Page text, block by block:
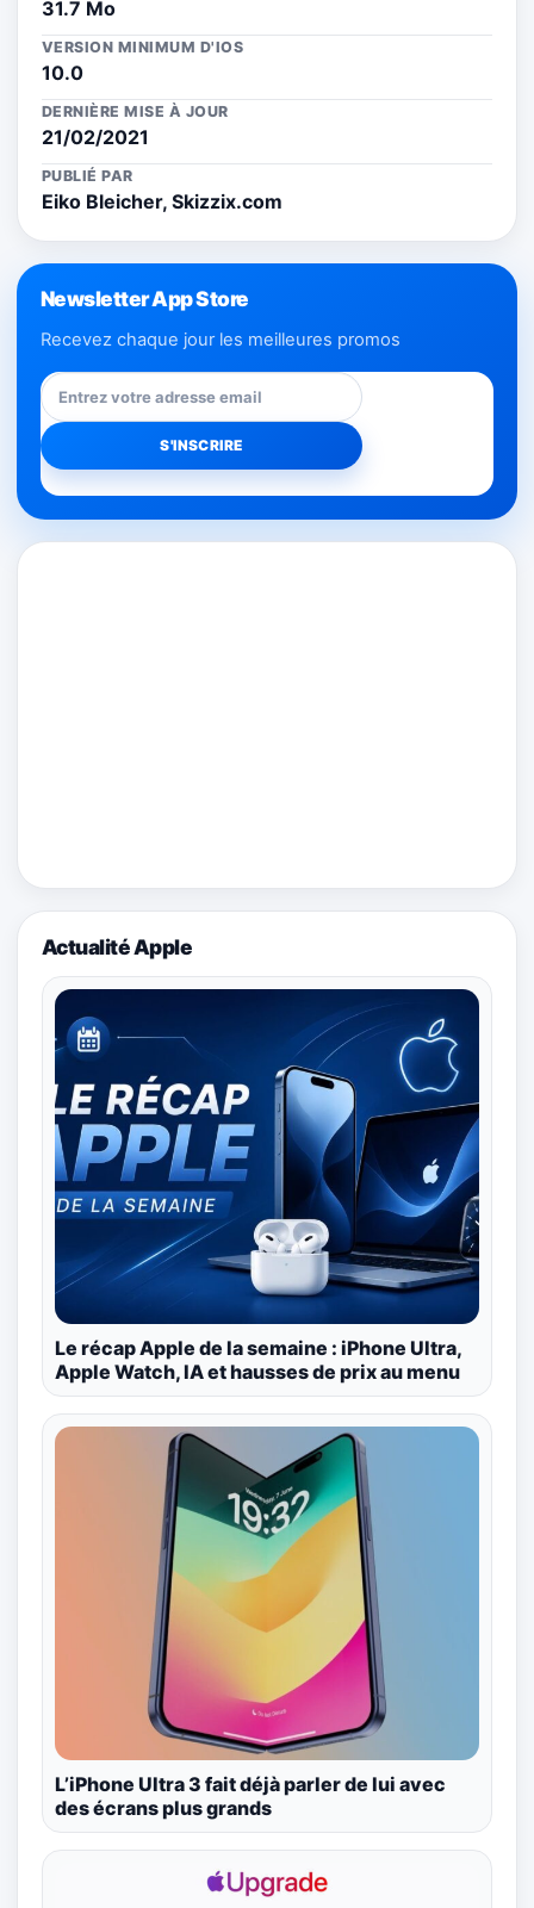
31.7 Mo
VERSION MINIMUM D'IOS
10.0
DERNIÈRE MISE À JOUR
21/02/2021
PUBLIÉ PAR
Eiko Bleicher, Skizzix.com
Newsletter App Store
Recevez chaque jour les meilleures promos
Actualité Apple
Le récap Apple de la semaine : iPhone Ultra,
Apple Watch, IA et hausses de prix au menu
L’iPhone Ultra 3 fait déjà parler de lui avec
des écrans plus grands